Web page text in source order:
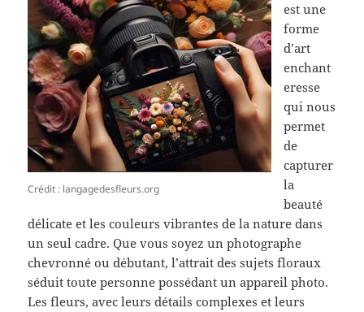
Crédit : langagedesfleurs.org
est une
forme
d’art
enchant
eresse
qui nous
permet
de
capturer
la
beauté
délicate et les couleurs vibrantes de la nature dans
un seul cadre. Que vous soyez un photographe
chevronné ou débutant, l’attrait des sujets floraux
séduit toute personne possédant un appareil photo.
Les fleurs, avec leurs détails complexes et leurs